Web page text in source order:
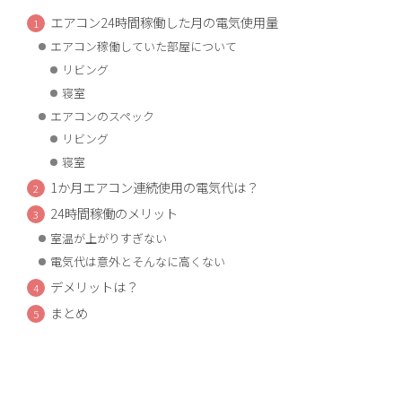
エアコン24時間稼働した月の電気使用量
エアコン稼働していた部屋について
リビング
寝室
エアコンのスペック
リビング
寝室
1か月エアコン連続使用の電気代は？
24時間稼働のメリット
室温が上がりすぎない
電気代は意外とそんなに高くない
デメリットは？
まとめ